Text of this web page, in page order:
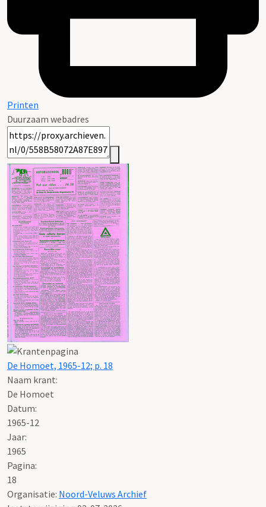
Printen
Duurzaam webadres
De Homoet, 1965-12; p. 18
Naam krant:
De Homoet
Datum:
1965-12
Jaar:
1965
Pagina:
18
Organisatie: Noord-Veluws Archief